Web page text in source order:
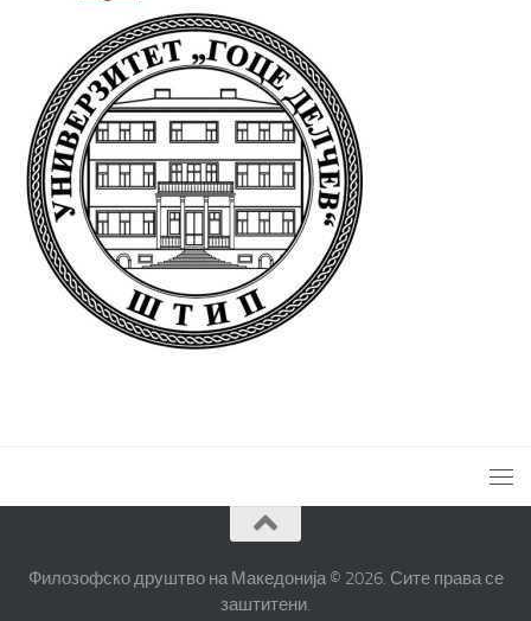
Филозофско друштво на Македонија © 2026. Сите права се
заштитени.